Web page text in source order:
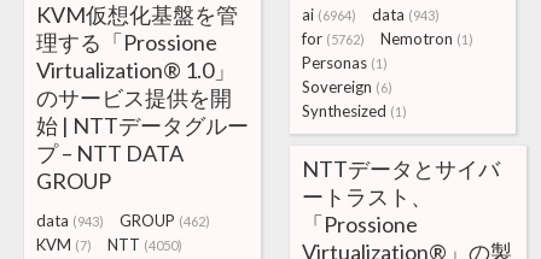
ai (6964) data (943)
for (5762) Nemotron (1)
Personas (1)
Sovereign (6)
Synthesized (1)
KVM仮想化基盤を管
理する「Prossione
Virtualization® 1.0」
のサービス提供を開
始 | NTTデータグルー
プ – NTT DATA
GROUP
data (943) GROUP (462)
KVM (7) NTT (4050)
NTTデータとサイバ
ートラスト、
「Prossione
Virtualization®」の製